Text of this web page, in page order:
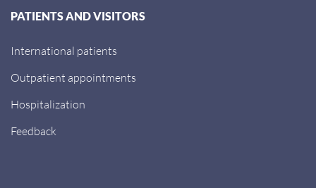
PATIENTS AND VISITORS
International patients
Outpatient appointments
Hospitalization
Feedback